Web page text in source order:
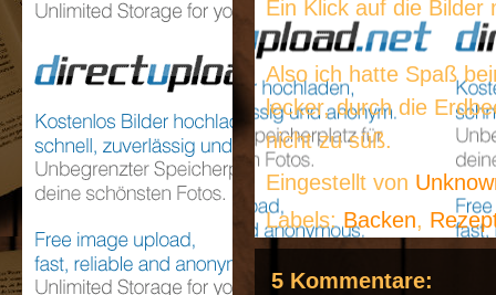
Ein Klick auf die
Also ich hatte Spaß
lecker, durch die
nicht zu süß.
Eingestellt von
Labels:Backen,
5 Kommentare: